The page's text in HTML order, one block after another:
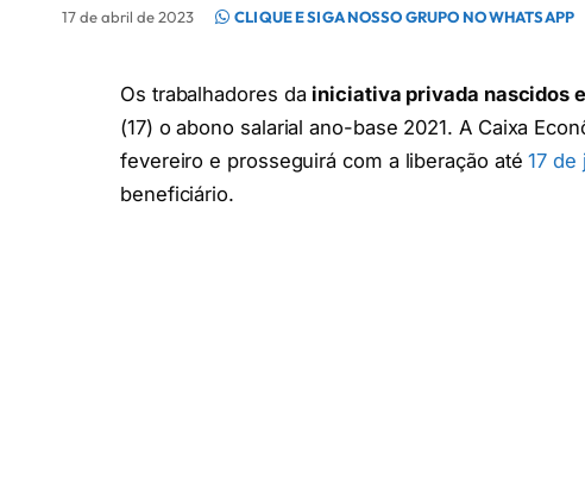
17 de abril de 2023 CLIQUE E SIGA NOSSO GRUPO NO WHATSAPP
Os trabalhadores da iniciativa privada nascidos
(17) o abono salarial ano-base 2021. A Caixa
fevereiro e prosseguirá com a liberação até17 de
beneficiário.